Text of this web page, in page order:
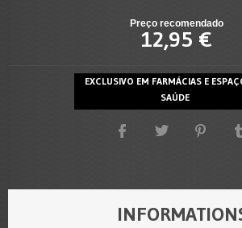
Preço recomendado
12,95 €
EXCLUSIVO EM FARMÁCIAS E
SAÚDE